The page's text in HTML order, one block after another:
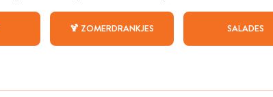
🍹 ZOMERDRANKJES SALADES